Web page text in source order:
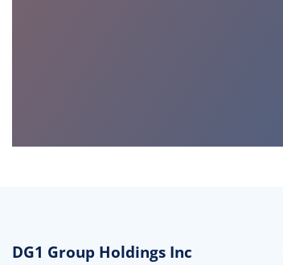
DG1 Group Holdings Inc